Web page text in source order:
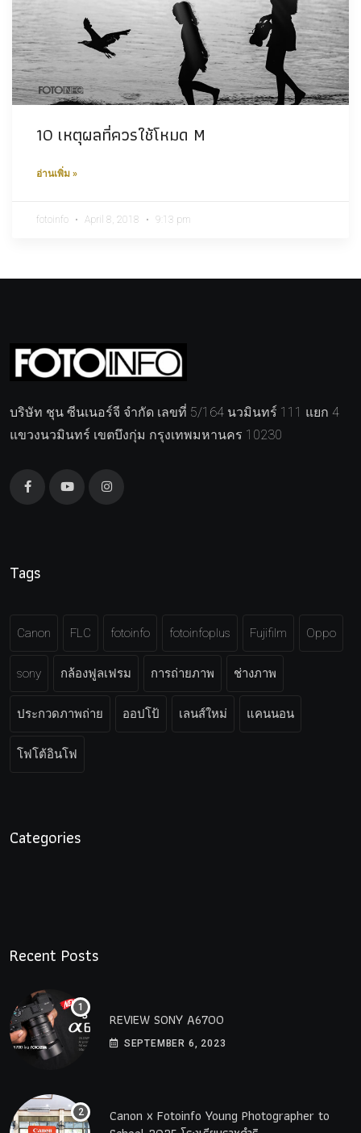
10 เหตุผลที่ควรใช้โหมด M
อ่านเพิ่ม »
fotoinfo April 8, 2018 9:13 pm
บริษัท ชุน ซีนเนอร์จี จำกัด เลขที่ 5/164 นวมินทร์ 111 แยก 4
แขวงนวมินทร์ เขตบึงกุ่ม กรุงเทพมหานคร 10230
Tags
Canon FLC fotoinfo fotoinfoplus Fujifilm Oppo
sony กล้องฟูลเฟรม การถ่ายภาพ ช่างภาพ
ประกวดภาพถ่าย ออปโป้ เลนส์ใหม่ แคนนอน
โฟโต้อินโฟ
Categories
Recent Posts
REVIEW SONY A6700
SEPTEMBER 6, 2023
Canon x Fotoinfo​ Young​ Photographer to